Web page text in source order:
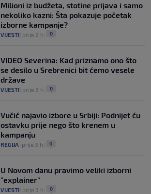
Milioni iz budžeta, stotine prijava i samo
nekoliko kazni: Šta pokazuje početak
izborne kampanje?
VIJESTI prije 2 h 0
VIDEO Severina: Kad priznamo ono što
se desilo u Srebrenici bit ćemo vesele
države
VIJESTI prije 3 h 0
Vučić najavio izbore u Srbiji: Podnijet ću
ostavku prije nego što krenem u
kampanju
REGIJA prije 3 h 0
U Novom danu pravimo veliki izborni
"explainer"
VIJESTI prije 3 h 0